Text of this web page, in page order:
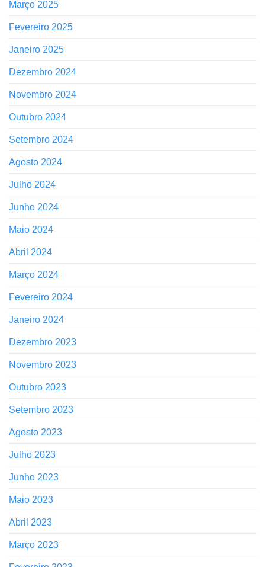
Março 2025
Fevereiro 2025
Janeiro 2025
Dezembro 2024
Novembro 2024
Outubro 2024
Setembro 2024
Agosto 2024
Julho 2024
Junho 2024
Maio 2024
Abril 2024
Março 2024
Fevereiro 2024
Janeiro 2024
Dezembro 2023
Novembro 2023
Outubro 2023
Setembro 2023
Agosto 2023
Julho 2023
Junho 2023
Maio 2023
Abril 2023
Março 2023